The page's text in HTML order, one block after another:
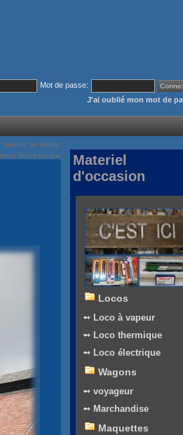
Mot de passe:
J'ai oublié mon mot de
menus de droite
électronique
Materiel
d'occasion
Locos
➻ Loco à vapeur
➻ Loco thermique
➻ Loco électrique
Wagons
➻ voyageur
➻ Marchandise
Maquettes